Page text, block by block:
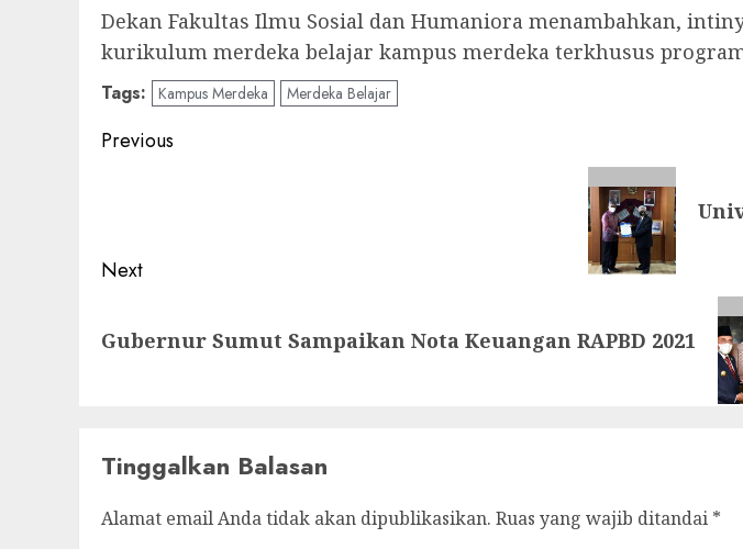
Dekan Fakultas Ilmu Sosial dan Humaniora menambahkan,
kurikulum merdeka belajar kampus merdeka terkhusus
Tags: Kampus Merdeka Merdeka Belajar
Post
Previous
Next
post:
Gubernur Sumut Sampaikan Nota Keuangan RAPBD 2021
Tinggalkan Balasan
Alamat email Anda tidak akan dipublikasikan. Ruas yang wajib ditandai *